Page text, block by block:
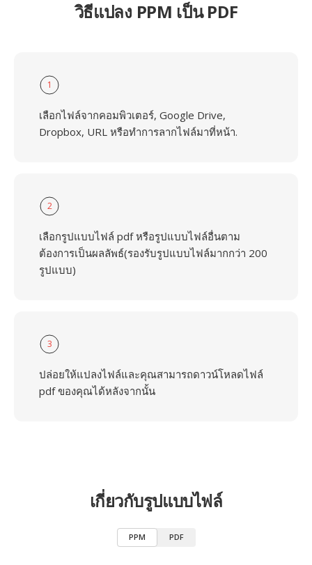
วิธีแปลง PPM เป็น PDF
1
เลือกไฟล์จากคอมพิวเตอร์, Google Drive,
Dropbox, URL หรือทำการลากไฟล์มาที่หน้า.
2
เลือกรูปแบบไฟล์ pdf หรือรูปแบบไฟล์อื่นตาม
ต้องการเป็นผลลัพธ์(รองรับรูปแบบไฟล์มากกว่า 200
รูปแบบ)
3
ปล่อยให้แปลงไฟล์และคุณสามารถดาวน์โหลดไฟล์
pdf ของคุณได้หลังจากนั้น
เกี่ยวกับรูปแบบไฟล์
PPM PDF